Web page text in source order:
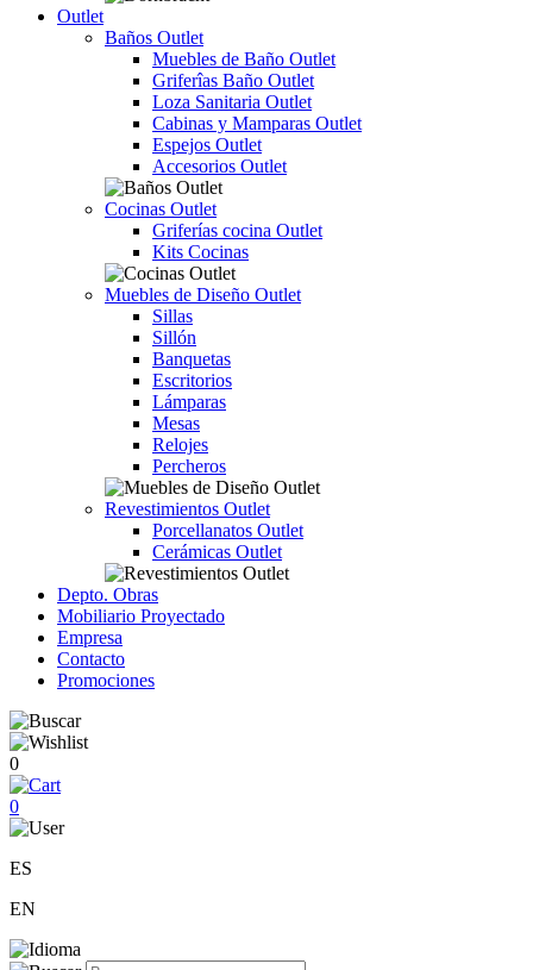
Outlet
Baños Outlet
Muebles de Baño Outlet
Griferîas Baño Outlet
Loza Sanitaria Outlet
Cabinas y Mamparas Outlet
Espejos Outlet
Accesorios Outlet
Cocinas Outlet
Griferías cocina Outlet
Kits Cocinas
Muebles de Diseño Outlet
Sillas
Sillón
Banquetas
Escritorios
Lámparas
Mesas
Relojes
Percheros
Revestimientos Outlet
Porcellanatos Outlet
Cerámicas Outlet
Depto. Obras
Mobiliario Proyectado
Empresa
Contacto
Promociones
0
0
ES
EN